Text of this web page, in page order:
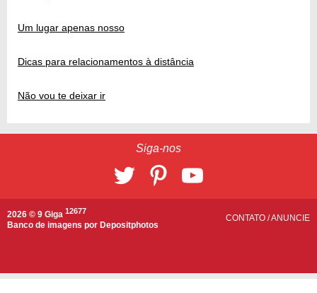
Um lugar apenas nosso
Dicas para relacionamentos à distância
Não vou te deixar ir
Siga-nos
2026 © 9 Giga 12677
Banco de imagens por Depositphotos
CONTATO /ANUNCIE